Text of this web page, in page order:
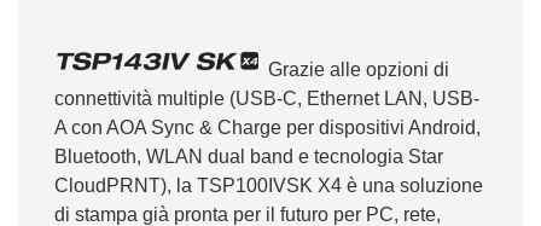
Grazie alle opzioni di
connettività multiple (USB-C, Ethernet LAN, USB-
A con AOA Sync & Charge per dispositivi Android,
Bluetooth, WLAN dual band e tecnologia Star
CloudPRNT), la TSP100IVSK X4 è una soluzione
di stampa già pronta per il futuro per PC, rete,